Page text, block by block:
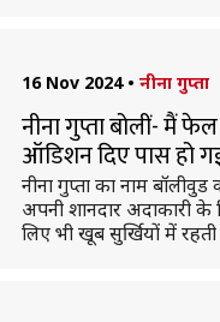
16 Nov 2024 • नीना गुप्ता
नीना गुप्ता बोलीं- मैं
ऑडिशन दिए पास हो
नीना गुप्ता का नाम
अपनी शानदार अदाकारी
लिए भी खूब सुर्खियों में रहती